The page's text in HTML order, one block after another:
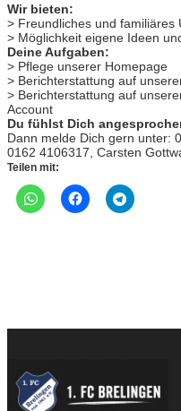
Wir bieten:
> Freundliches und familiäres
> Möglichkeit eigene Ideen
Deine Aufgaben:
> Pflege unserer Homepage
> Berichterstattung auf
> Berichterstattung auf
Account
Du fühlst Dich
Dann melde Dich gern unter:
0162 4106317, Carsten
Teilen mit: